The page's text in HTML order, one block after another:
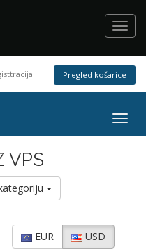
Pregled košarice
VPS
EUR USD